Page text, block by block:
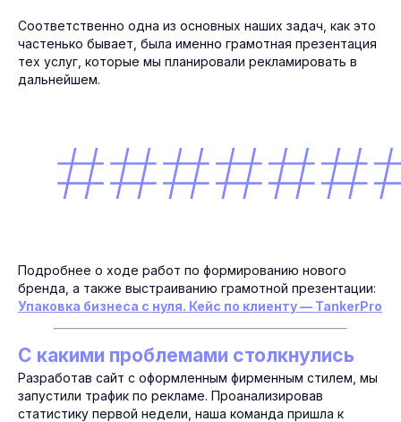
Соответственно одна из основных наших задач, как это
частенько бывает, была именно грамотная презентация
тех услуг, которые мы планировали рекламировать в
дальнейшем.
Подробнее о ходе работ по формированию нового
бренда, а также выстраиванию грамотной презентации:
Упаковка бизнеса с нуля. Кейс по клиенту — TankerPro
С какими проблемами столкнулись
Разработав сайт с оформленным фирменным стилем, мы
запустили трафик по рекламе. Проанализировав
статистику первой недели, наша команда пришла к